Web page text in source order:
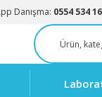
Danışma: 0554 534